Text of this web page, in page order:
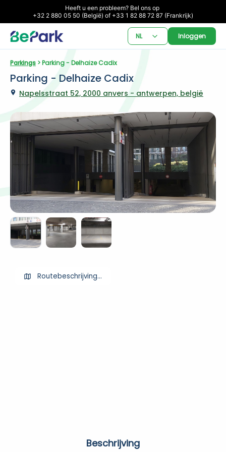
Heeft u een probleem? Bel ons op
+32 2 880 05 50 (België) of +33 1 82 88 72 87 (Frankrijk)
NL Inloggen
Parkings > Parking - Delhaize Cadix
Parking - Delhaize Cadix
Napelsstraat 52, 2000 anvers - antwerpen, belgië
Routebeschrijving ophalen
Beschrijving